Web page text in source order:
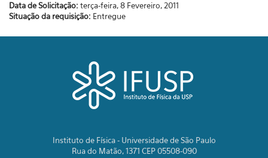
Data de Solicitação: terça-feira, 8 Fevereiro, 2011
Situação da requisição: Entregue
Instituto de Física - Universidade de São Paulo
Rua do Matão, 1371 CEP 05508-090